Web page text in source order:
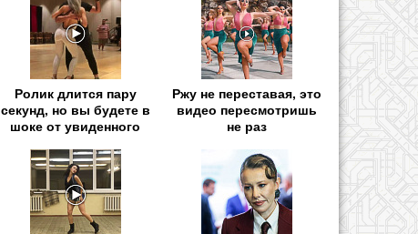
Ролик длится пару
секунд, но вы будете в
шоке от увиденного
Ржу не переставая, это
видео пересмотришь
не раз